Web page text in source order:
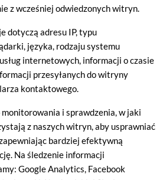
z wcześniej odwiedzonych witryn.
dotyczą adresu IP, typu
języka, rodzaju systemu
internetowych, informacji o czasie
przesyłanych do witryny
kontaktowego.
monitorowania i sprawdzenia, w jaki
z naszych witryn, aby usprawniać
bardziej efektywną
Na śledzenie informacji
Google Analytics, Facebook